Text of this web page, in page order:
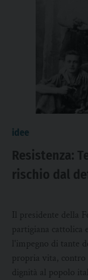
idee
Resistenza:
rischio dal
Il presidente della
partigiana
l'impegno di tante
propria vita,
dignità al popolo